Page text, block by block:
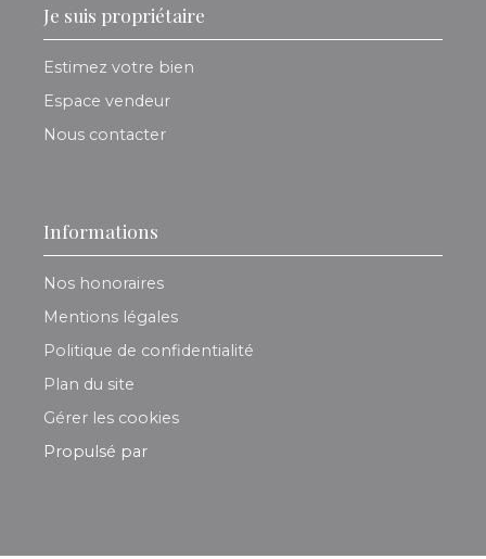
Je suis propriétaire
Estimez votre bien
Espace vendeur
Nous contacter
Informations
Nos honoraires
Mentions légales
Politique de confidentialité
Plan du site
Gérer les cookies
Propulsé par